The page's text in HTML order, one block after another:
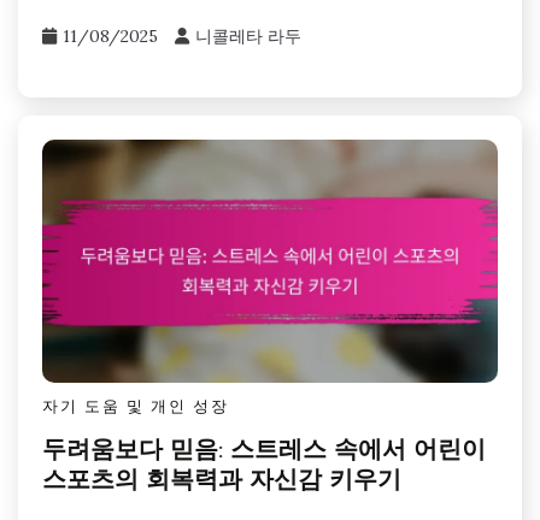
11/08/2025 니콜레타 라두
자기 도움 및 개인 성장
두려움보다 믿음: 스트레스 속에서 어린이
스포츠의 회복력과 자신감 키우기